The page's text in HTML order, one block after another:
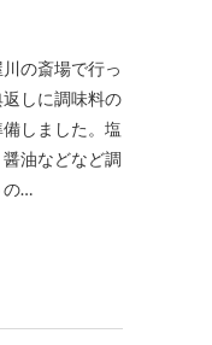
しに調味料の
しました。塩
油などなど調
の…